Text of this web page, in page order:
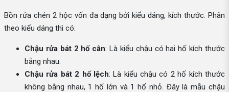
Bồn rửa chén 2 hộc vốn đa dạng bởi kiểu dáng, kích thước. Phân
theo kiểu dáng thì có:
Chậu rửa bát 2 hố cân: Là kiểu chậu có hai hố kích thước
bằng nhau.
Chậu rửa bát 2 hố lệch: Là kiểu chậu có 2 hố kích thước
không bằng nhau, 1 hố lớn và 1 hố nhỏ. Đây là mẫu chậu